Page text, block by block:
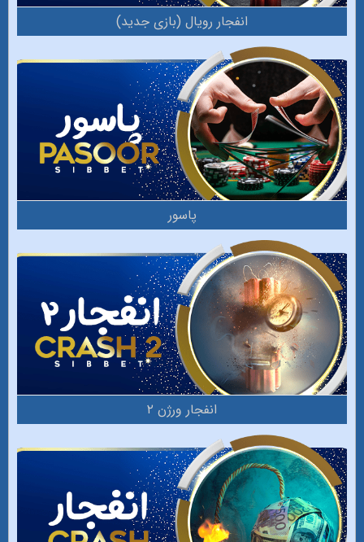
انفجار‌ رویال (بازی جدید)
پاسور
انفجار ورژن ۲